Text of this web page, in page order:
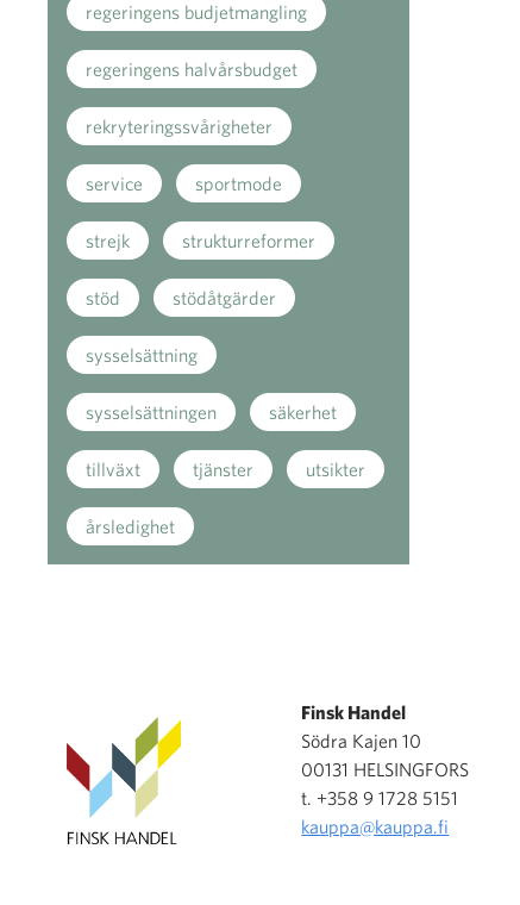
regeringens budjetmangling
regeringens halvårsbudget
rekryteringssvårigheter
service sportmode
strejk strukturreformer
stöd stödåtgärder
sysselsättning
sysselsättningen säkerhet
tillväxt tjänster utsikter
årsledighet
Finsk Handel
Södra Kajen 10
00131 HELSINGFORS
t. +358 9 1728 5151
kauppa@kauppa.fi